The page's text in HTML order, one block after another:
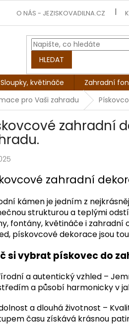
O NÁS - JEZISKOVADILNA.CZ
HLEDAT
Sloupky, květináče Zahradní
pro Vaši zahradu
zahradní
zahradní
kámen je jedním z
strukturou a teplými
fontány, květináče i zahradní
pískovcové dekorace jsou
si vybrat pískovec do
a autentický vzhled –
a působí harmonicky v
a dlouhá životnost –
času získává krásnou